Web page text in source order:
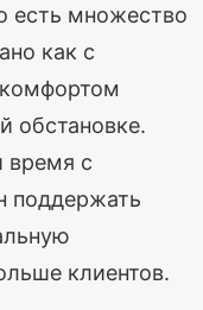
есть множество
как с
обстановке.
время с
поддержать
клиентов.